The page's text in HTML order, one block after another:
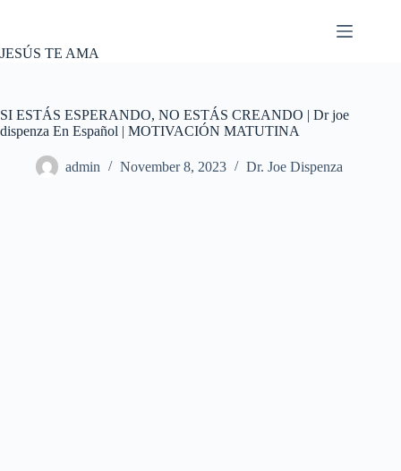
JESÚS TE AMA
SI ESTÁS ESPERANDO, NO ESTÁS CREANDO | Dr joe
dispenza En Español | MOTIVACIÓN MATUTINA
admin November 8, 2023 Dr. Joe Dispenza